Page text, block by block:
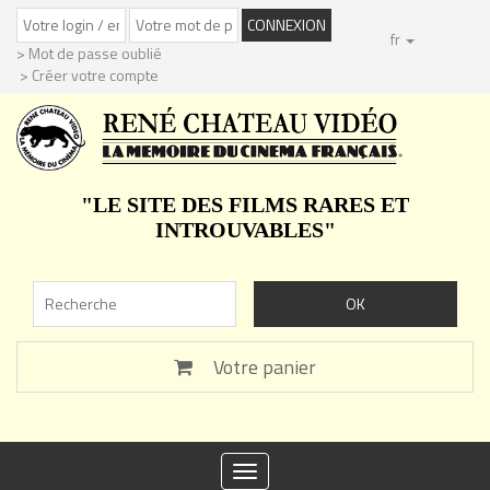
> Mot de passe oublié
> Créer votre compte
fr
"LE SITE DES FILMS RARES ET
INTROUVABLES"
Votre panier
Toggle